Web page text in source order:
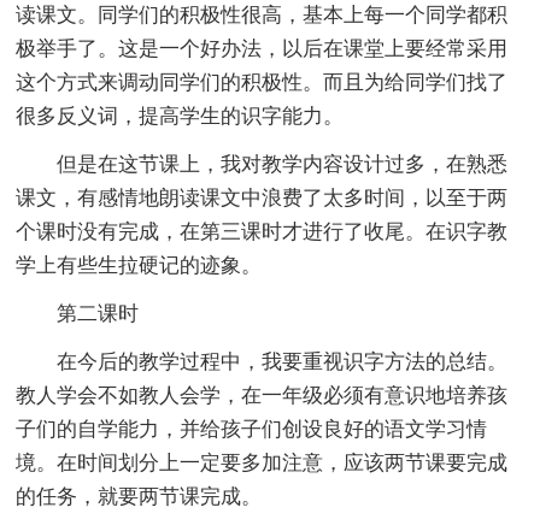
读课文。同学们的积极性很高，基本上每一个同学都积
极举手了。这是一个好办法，以后在课堂上要经常采用
这个方式来调动同学们的积极性。而且为给同学们找了
很多反义词，提高学生的识字能力。
但是在这节课上，我对教学内容设计过多，在熟悉
课文，有感情地朗读课文中浪费了太多时间，以至于两
个课时没有完成，在第三课时才进行了收尾。在识字教
学上有些生拉硬记的迹象。
第二课时
在今后的教学过程中，我要重视识字方法的总结。
教人学会不如教人会学，在一年级必须有意识地培养孩
子们的自学能力，并给孩子们创设良好的语文学习情
境。在时间划分上一定要多加注意，应该两节课要完成
的任务，就要两节课完成。